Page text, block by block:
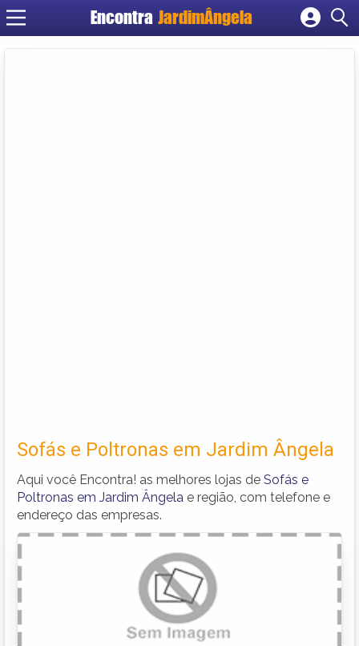
EncontraJardimÂngela
Cadastrar empresa
Sofás e Poltronas em Jardim Ângela
Aqui você Encontra! as melhores lojas de Sofás e
Poltronas em Jardim Ângela e região, com telefone e
endereço das empresas.